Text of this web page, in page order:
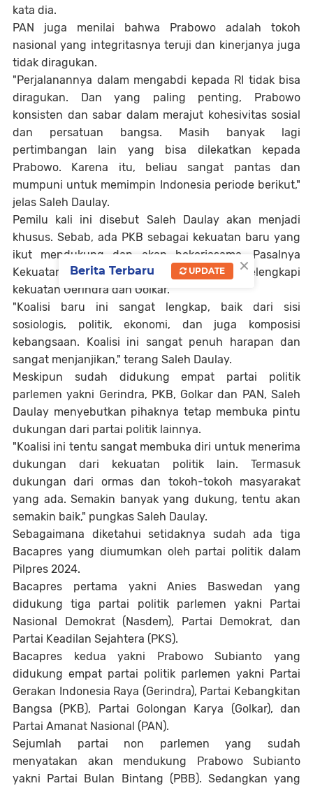
kata dia.
PAN juga menilai bahwa Prabowo adalah tokoh
nasional yang integritasnya teruji dan kinerjanya juga
tidak diragukan.
"Perjalanannya dalam mengabdi kepada RI tidak bisa
diragukan. Dan yang paling penting, Prabowo
konsisten dan sabar dalam merajut kohesivitas sosial
dan persatuan bangsa. Masih banyak lagi
pertimbangan lain yang bisa dilekatkan kepada
Prabowo. Karena itu, beliau sangat pantas dan
mumpuni untuk memimpin Indonesia periode berikut,"
jelas Saleh Daulay.
Pemilu kali ini disebut Saleh Daulay akan menjadi
khusus. Sebab, ada PKB sebagai kekuatan baru yang
ikut mendukung dan akan bekerjasama. Pasalnya
Kekuatan PKB dan PAN tentu akan melengkapi
kekuatan Gerindra dan Golkar.
"Koalisi baru ini sangat lengkap, baik dari sisi
sosiologis, politik, ekonomi, dan juga komposisi
kebangsaan. Koalisi ini sangat penuh harapan dan
sangat menjanjikan," terang Saleh Daulay.
Meskipun sudah didukung empat partai politik
parlemen yakni Gerindra, PKB, Golkar dan PAN, Saleh
Daulay menyebutkan pihaknya tetap membuka pintu
dukungan dari partai politik lainnya.
"Koalisi ini tentu sangat membuka diri untuk menerima
dukungan dari kekuatan politik lain. Termasuk
dukungan dari ormas dan tokoh-tokoh masyarakat
yang ada. Semakin banyak yang dukung, tentu akan
semakin baik," pungkas Saleh Daulay.
Sebagaimana diketahui setidaknya sudah ada tiga
Bacapres yang diumumkan oleh partai politik dalam
Pilpres 2024.
Bacapres pertama yakni Anies Baswedan yang
didukung tiga partai politik parlemen yakni Partai
Nasional Demokrat (Nasdem), Partai Demokrat, dan
Partai Keadilan Sejahtera (PKS).
Bacapres kedua yakni Prabowo Subianto yang
didukung empat partai politik parlemen yakni Partai
Gerakan Indonesia Raya (Gerindra), Partai Kebangkitan
Bangsa (PKB), Partai Golongan Karya (Golkar), dan
Partai Amanat Nasional (PAN).
Sejumlah partai non parlemen yang sudah
menyatakan akan mendukung Prabowo Subianto
yakni Partai Bulan Bintang (PBB). Sedangkan yang
×
Berita Terbaru UPDATE